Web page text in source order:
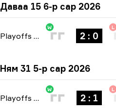
Даваа 15 6-р сар 2026
Playoffs bo3
W
2 : 0
L
Ням 31 5-р сар 2026
Playoffs bo3
W
2 : 1
L